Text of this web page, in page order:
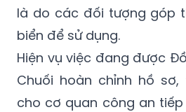
là do các đối tượng góp
biển để sử dụng.
Hiện vụ việc đang được
Chuối hoàn chỉnh hồ
cho cơ quan công an